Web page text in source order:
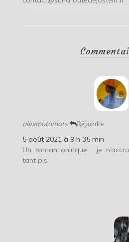
alexmotamots Répondre
5 août 2021 à 9 h 35 min
Un roman onirique : je
tant pis.